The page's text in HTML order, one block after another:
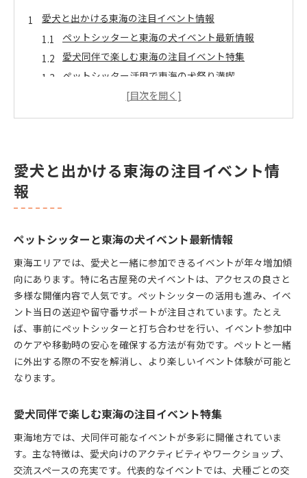
愛犬と出かける東海の注目イベント情報
ペットシッターと東海の犬イベント最新情報
愛犬同伴で楽しむ東海の注目イベント特集
ペットシッター活用で東海の犬祭り満喫
犬イベント東海2025のおすすめポイント解説
ペットシッター利用で愛犬と快適お出かけ術
ド
ペットシッター選びが広げる犬イベントの可能性
ペットシッター利用時の東海お出かけ注意点
犬イベント東海2025年版を徹底ガイド
2025年注目の犬イベント東海の見どころ紹介
ペットシッターと行く東海2025犬イベント徹底解
説
法
2025年版ペットシッター付き犬イベント体験談
東海2025犬イベントで役立つペットシッター情報
名古屋発！愛犬と楽しむ最新のイベント集
愛犬と出かける東海の注目イベント情
報
ペットシッターと東海の犬イベント最新情報
東海エリアでは、愛犬と一緒に参加できるイベントが年々増加傾
向にあります。特に名古屋発の犬イベントは、アクセスの良さと
多様な開催内容で人気です。ペットシッターの活用も進み、イベ
ント当日の送迎や留守番サポートが注目されています。たとえ
ば、事前にペットシッターと打ち合わせを行い、イベント参加中
のケアや移動時の安心を確保する方法が有効です。ペットと一緒
に外出する際の不安を解消し、より楽しいイベント体験が可能と
なります。
愛犬同伴で楽しむ東海の注目イベント特集
東海地方では、犬同伴可能なイベントが多彩に開催されていま
す。主な特徴は、愛犬向けのアクティビティやワークショップ、
交流スペースの充実です。代表的なイベントでは、犬種ごとの交